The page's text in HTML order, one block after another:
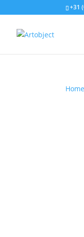
+31
Home